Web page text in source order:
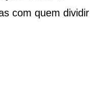
com quem dividir